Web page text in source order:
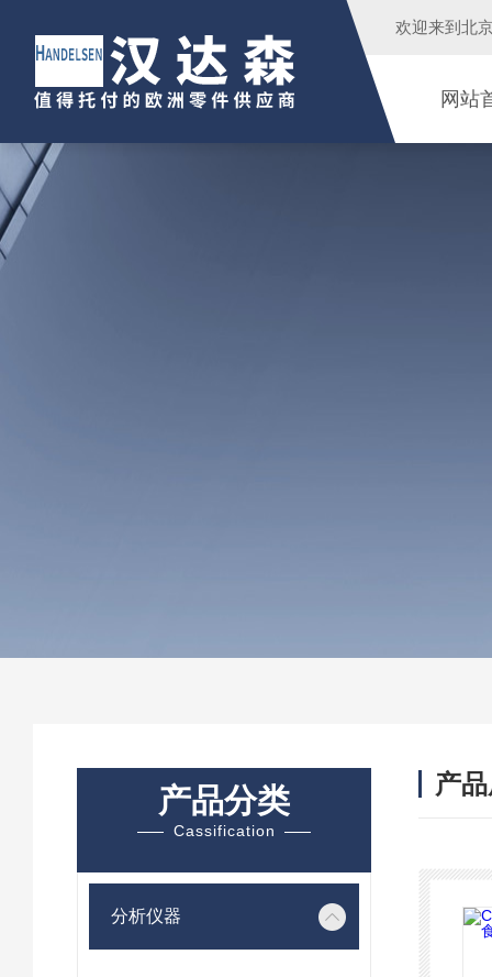
欢迎来到 北
网站
产品分类
Cassification
分析仪器
产